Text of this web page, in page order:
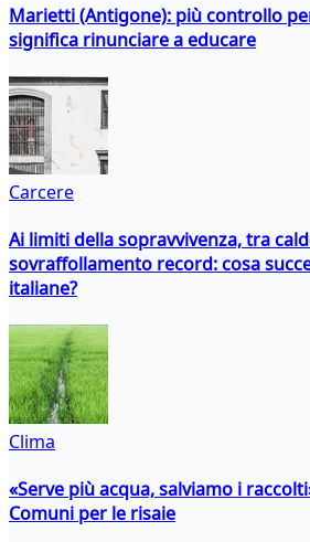
Marietti (Antigone): più controllo
significa rinunciare a educare
Carcere
Ai limiti della sopravvivenza, tra
sovraffollamento record: cosa
italiane?
Clima
«Serve più acqua, salviamo i
Comuni per le risaie